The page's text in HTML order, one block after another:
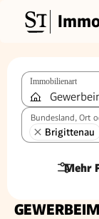
Immobilienart
Bundesland, Ort
Brigittenau
Mehr